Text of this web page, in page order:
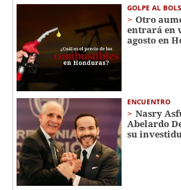
GOLPE AL
Otro
entrará en
agosto en
ENCUENTRO
Nasry
Abelardo
su